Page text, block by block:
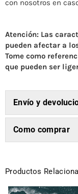
con nosotros en
Atención: Las
pueden afectar a
Tome como
que pueden ser
Envío y
Como comprar
Productos